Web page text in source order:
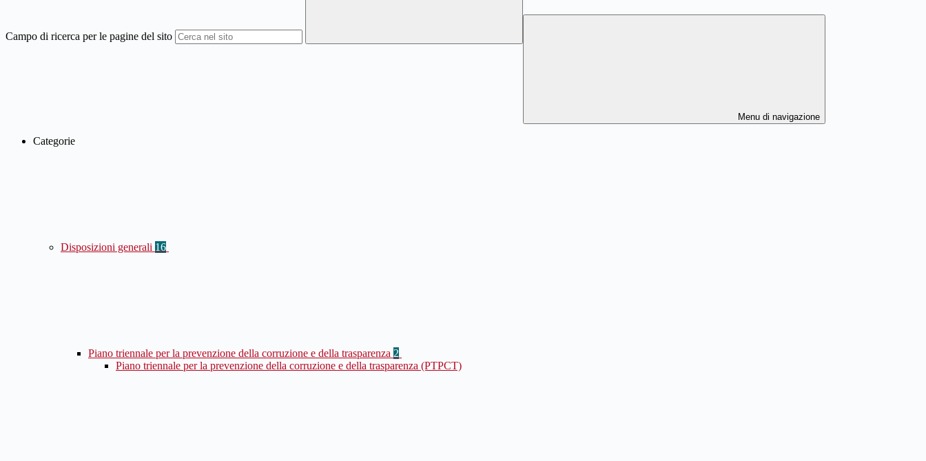
Campo di ricerca per le pagine del sito
Menu di navigazione
Categorie
Disposizioni generali 16
Piano triennale per la prevenzione della corruzione e della trasparenza 2
Piano triennale per la prevenzione della corruzione e della trasparenza (PTPCT)